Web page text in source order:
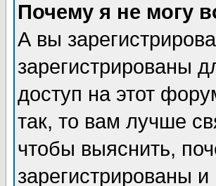
Почему я не могу
А вы
зарегистрированы
доступ на этот
так, то вам лучше
чтобы выяснить,
зарегистрированы